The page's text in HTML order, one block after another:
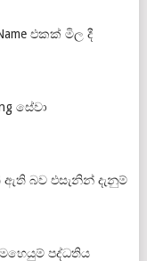
එකක් මිල දී
සේවා
ඇති බව එසැනින් දැනුම්
පද්ධතිය